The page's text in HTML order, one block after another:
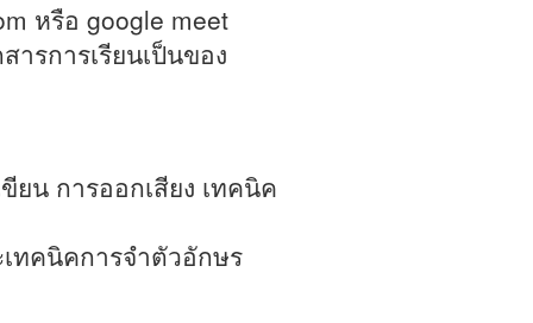
หรือ google meet
รการเรียนเป็นของ
ยน การออกเสียง เทคนิค
ทคนิคการจำตัวอักษร